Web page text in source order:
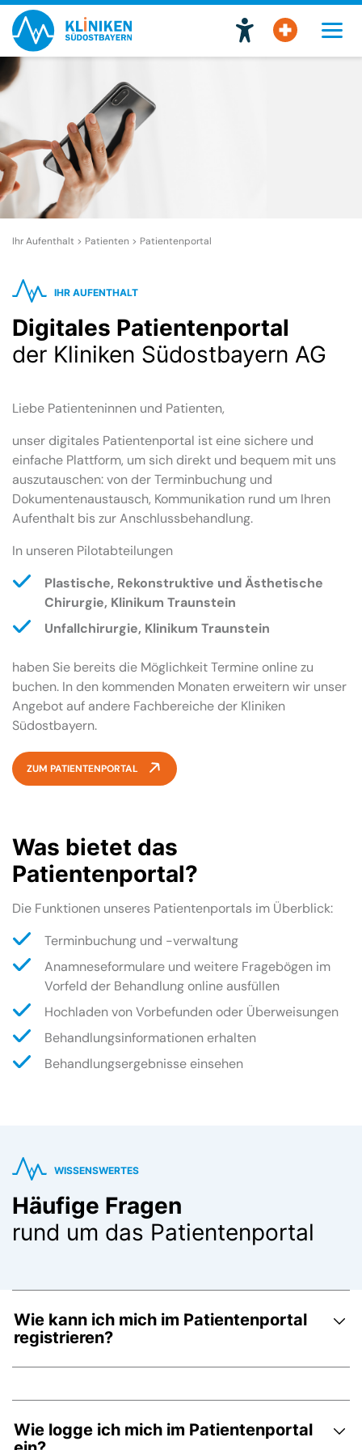
Ihr Aufenthalt > Patienten > Patientenportal
IHR AUFENTHALT
Digitales Patientenportal
der Kliniken Südostbayern AG
Liebe Patienteninnen und Patienten,
unser digitales Patientenportal ist eine sichere und
einfache Plattform, um sich direkt und bequem mit uns
auszutauschen: von der Terminbuchung und
Dokumentenaustausch, Kommunikation rund um Ihren
Aufenthalt bis zur Anschlussbehandlung.
In unseren Pilotabteilungen
Plastische, Rekonstruktive und Ästhetische
Chirurgie, Klinikum Traunstein
Unfallchirurgie, Klinikum Traunstein
haben Sie bereits die Möglichkeit Termine online zu
buchen. In den kommenden Monaten erweitern wir unser
Angebot auf andere Fachbereiche der Kliniken
Südostbayern.
ZUM PATIENTENPORTAL
Was bietet das
Patientenportal?
Die Funktionen unseres Patientenportals im Überblick:
Terminbuchung und -verwaltung
Anamneseformulare und weitere Fragebögen im
Vorfeld der Behandlung online ausfüllen
Hochladen von Vorbefunden oder Überweisungen
Behandlungsinformationen erhalten
Behandlungsergebnisse einsehen
WISSENSWERTES
Häufige Fragen
rund um das Patientenportal
Wie kann ich mich im Patientenportal
registrieren?
Wie logge ich mich im Patientenportal